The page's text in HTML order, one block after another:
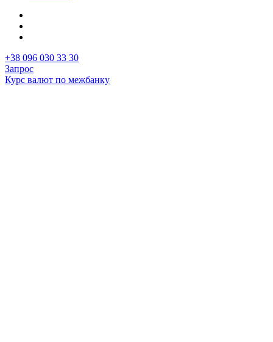
+38 096 030 33 30
Запрос
Курс валют по межбанку